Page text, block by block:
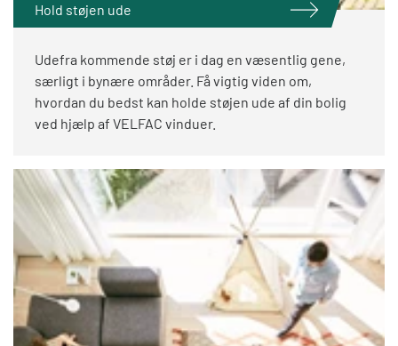
Hold støjen ude
Udefra kommende støj er i dag en væsentlig gene,
særligt i bynære områder. Få vigtig viden om,
hvordan du bedst kan holde støjen ude af din bolig
ved hjælp af VELFAC vinduer.